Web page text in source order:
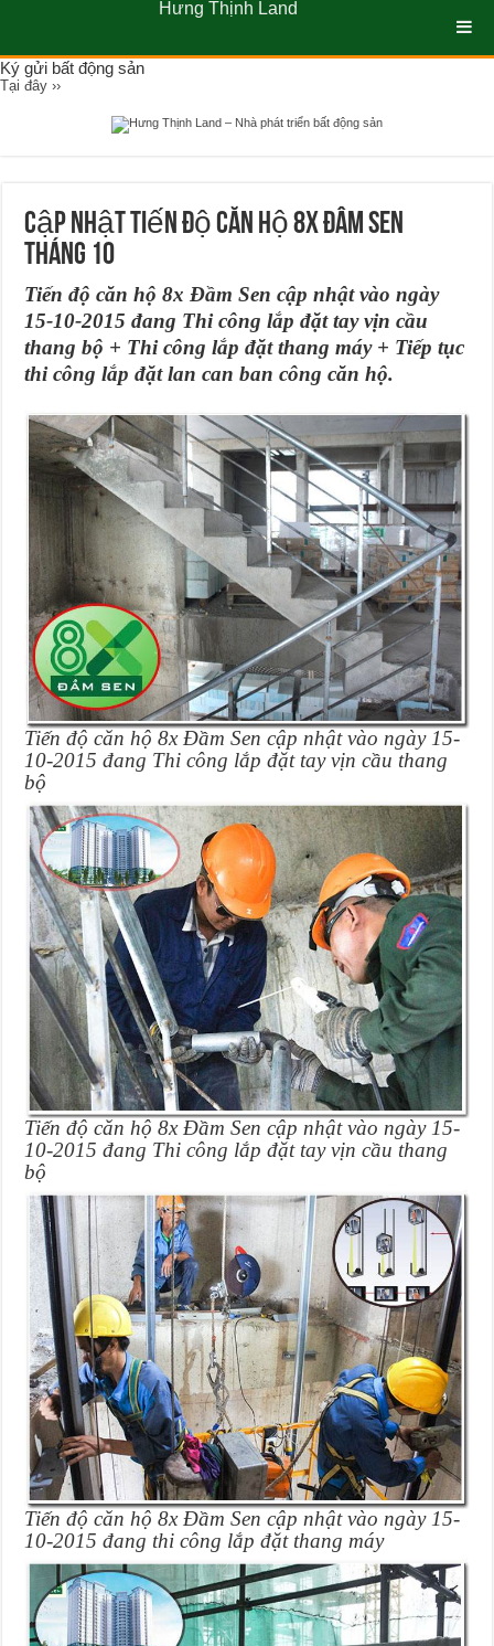
Ký gửi bất động sản
Tại đây ››
Cập Nhật Tiến Độ Căn Hộ 8X Đâm Sen
Tháng 10
Tiến độ căn hộ 8x Đầm Sen cập nhật vào ngày
15-10-2015 đang Thi công lắp đặt tay vịn cầu
thang bộ + Thi công lắp đặt thang máy + Tiếp tục
thi công lắp đặt lan can ban công căn hộ.
Tiến độ căn hộ 8x Đầm Sen cập nhật vào ngày 15-
10-2015 đang Thi công lắp đặt tay vịn cầu thang
bộ
Tiến độ căn hộ 8x Đầm Sen cập nhật vào ngày 15-
10-2015 đang Thi công lắp đặt tay vịn cầu thang
bộ
Tiến độ căn hộ 8x Đầm Sen cập nhật vào ngày 15-
10-2015 đang thi công lắp đặt thang máy
Hưng Thịnh Land